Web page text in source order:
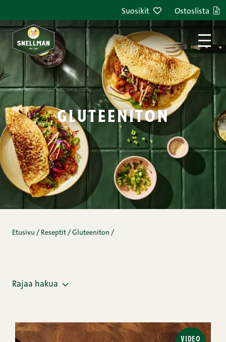
Suosikit Ostoslista
gluteeniton
Etusivu / Reseptit / Gluteeniton /
Rajaa hakua
VIDEO